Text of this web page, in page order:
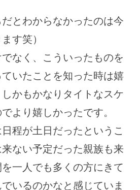
だとわからなかったのは今
す笑）
なく、こういったものを
いたことを知った時は嬉
かもかなりタイトなスケ
より嬉しかったです。
程が土日だったというこ
ない予定だった親族も来
一人でも多くの方にきて
いるのかなと感じていま